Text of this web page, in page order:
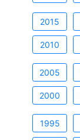
2015
2010
2005
2000
1995